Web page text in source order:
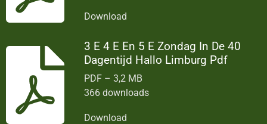
Download
3 E 4 E En 5 E Zondag In De 40
Dagentijd Hallo Limburg Pdf
PDF – 3,2 MB
366 downloads
Download